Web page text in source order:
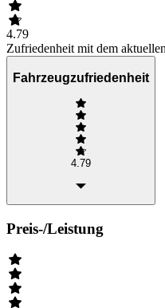
4.79
Zufriedenheit mit dem
Fahrzeugzufriedenheit
4.79
Preis-/Leistung